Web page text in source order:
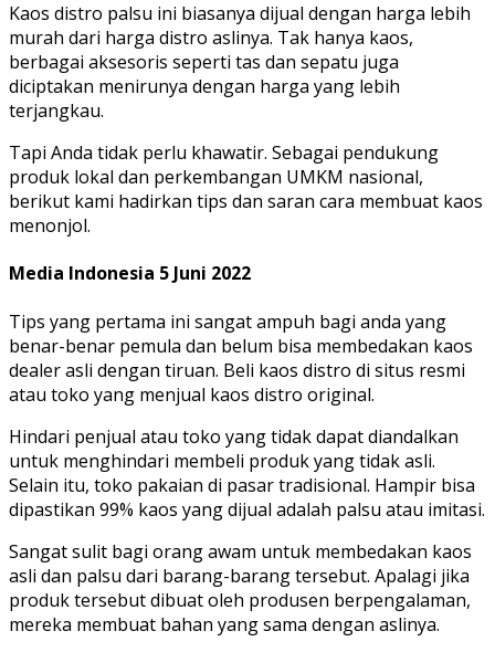
Kaos distro palsu ini biasanya dijual dengan harga lebih
murah dari harga distro aslinya. Tak hanya kaos,
berbagai aksesoris seperti tas dan sepatu juga
diciptakan menirunya dengan harga yang lebih
terjangkau.
Tapi Anda tidak perlu khawatir. Sebagai pendukung
produk lokal dan perkembangan UMKM nasional,
berikut kami hadirkan tips dan saran cara membuat kaos
menonjol.
Media Indonesia 5 Juni 2022
Tips yang pertama ini sangat ampuh bagi anda yang
benar-benar pemula dan belum bisa membedakan kaos
dealer asli dengan tiruan. Beli kaos distro di situs resmi
atau toko yang menjual kaos distro original.
Hindari penjual atau toko yang tidak dapat diandalkan
untuk menghindari membeli produk yang tidak asli.
Selain itu, toko pakaian di pasar tradisional. Hampir bisa
dipastikan 99% kaos yang dijual adalah palsu atau imitasi.
Sangat sulit bagi orang awam untuk membedakan kaos
asli dan palsu dari barang-barang tersebut. Apalagi jika
produk tersebut dibuat oleh produsen berpengalaman,
mereka membuat bahan yang sama dengan aslinya.